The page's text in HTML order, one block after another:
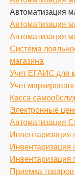
Автоматизация
Автоматизация
Автоматизация
Система
магазина
Учет ЕГАИС для
Учет
Касса
Электронные
Автоматизация
Инвентаризация
Инвентаризация
Инвентаризация
Приемка